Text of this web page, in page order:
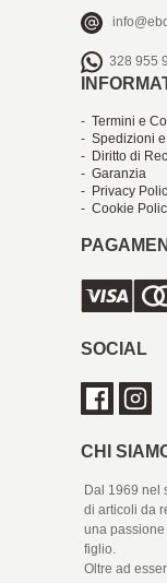
328 955
- Termini e
- Spedizioni
- Diritto di
- Garanzia
- Privacy
- Cookie
SOCIAL
CHI
Dal 1969 nel
di articoli da
una
figlio.
Oltre ad